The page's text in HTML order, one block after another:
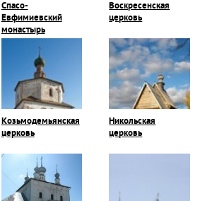
Спасо-
Евфимиевский
монастырь
Воскресенская
церковь
Козьмодемьянская
церковь
Никольская
церковь